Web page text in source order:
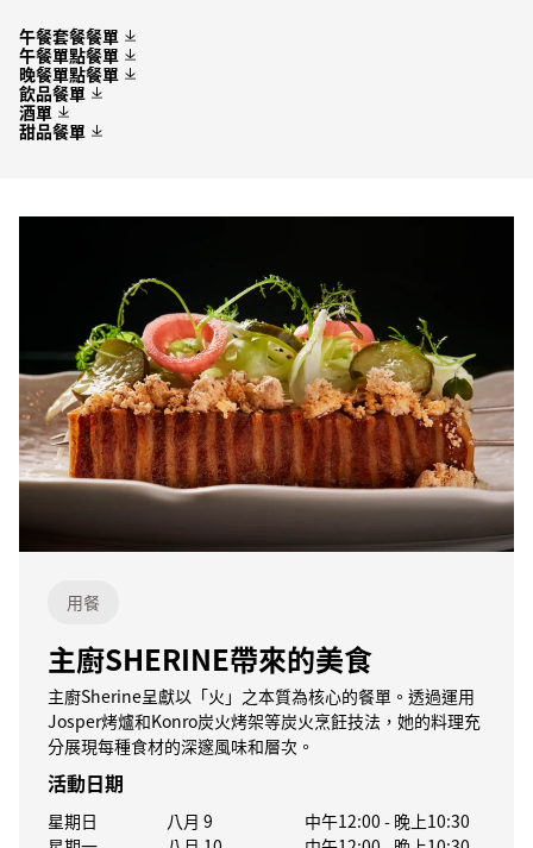
午餐套餐餐單
午餐單點餐單
晚餐單點餐單
飲品餐單
酒單
甜品餐單
用餐
主廚SHERINE帶來的美食
主廚Sherine呈獻以「火」之本質為核心的餐單。透過運用
Josper烤爐和Konro炭火烤架等炭火烹飪技法，她的料理充
分展現每種食材的深邃風味和層次。
活動日期
星期日 八月 9 中午12:00 - 晚上10:30